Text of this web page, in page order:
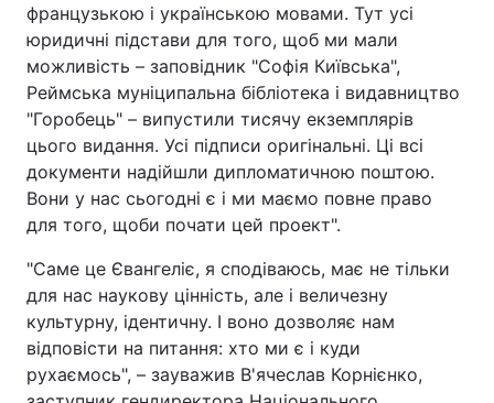
французькою і українською мовами. Тут усі
юридичні підстави для того, щоб ми мали
можливість – заповідник "Софія Київська",
Реймська муніципальна бібліотека і видавництво
"Горобець" – випустили тисячу екземплярів
цього видання. Усі підписи оригінальні. Ці всі
документи надійшли дипломатичною поштою.
Вони у нас сьогодні є і ми маємо повне право
для того, щоби почати цей проект".
"Саме це Євангеліє, я сподіваюсь, має не тільки
для нас наукову цінність, але і величезну
культурну, ідентичну. І воно дозволяє нам
відповісти на питання: хто ми є і куди
рухаємось", – зауважив В'ячеслав Корнієнко,